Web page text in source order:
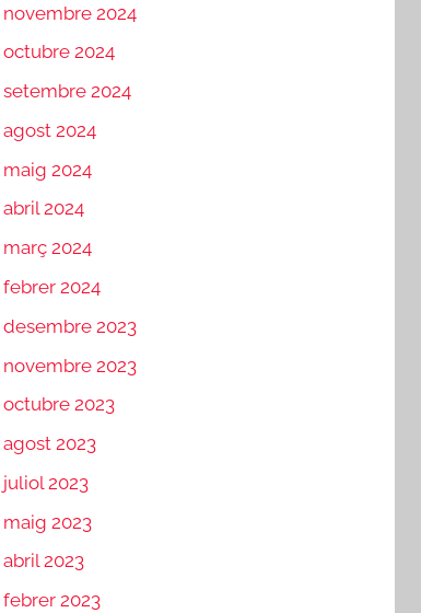
novembre 2024
octubre 2024
setembre 2024
agost 2024
maig 2024
abril 2024
març 2024
febrer 2024
desembre 2023
novembre 2023
octubre 2023
agost 2023
juliol 2023
maig 2023
abril 2023
febrer 2023